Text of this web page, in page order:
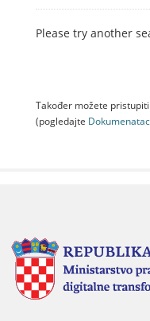
Please try another
Također možete
(pogledajte